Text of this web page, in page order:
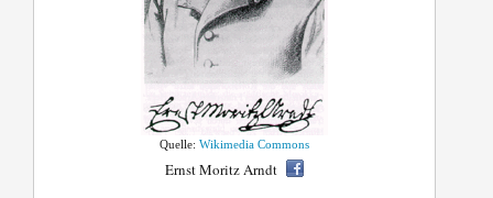
Quelle:Wikimedia Commons
Ernst Moritz Arndt